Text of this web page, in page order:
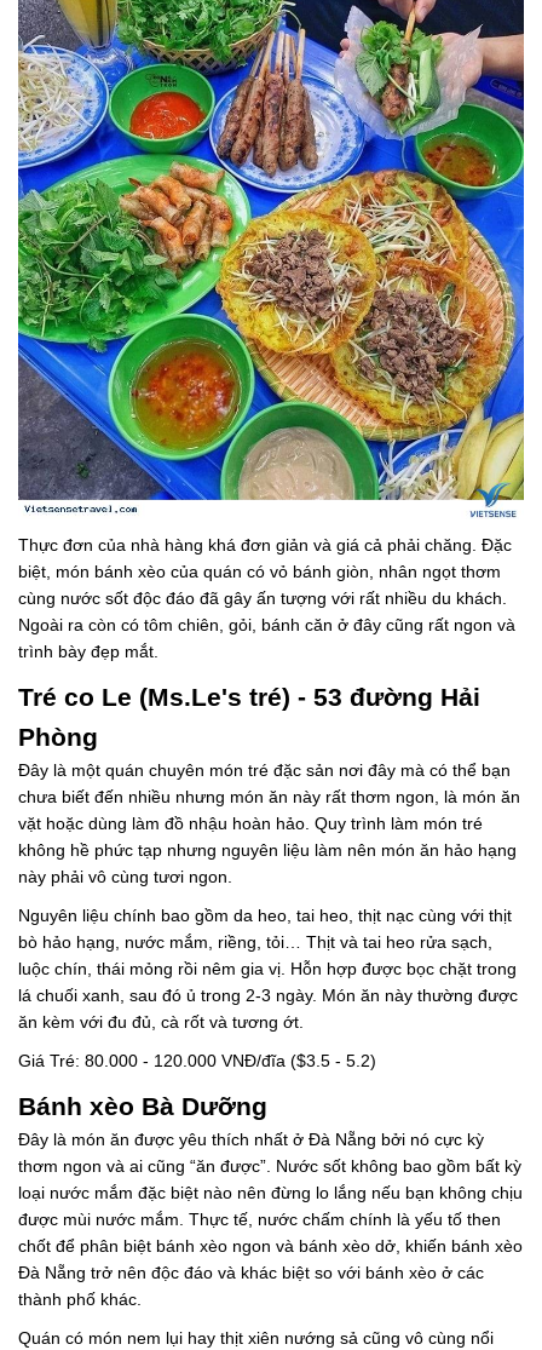
Thực đơn của nhà hàng khá đơn giản và giá cả phải chăng. Đặc
biệt, món bánh xèo của quán có vỏ bánh giòn, nhân ngọt thơm
cùng nước sốt độc đáo đã gây ấn tượng với rất nhiều du khách.
Ngoài ra còn có tôm chiên, gỏi, bánh căn ở đây cũng rất ngon và
trình bày đẹp mắt.
Tré co Le (Ms.Le's tré) - 53 đường Hải
Phòng
Đây là một quán chuyên món tré đặc sản nơi đây mà có thể bạn
chưa biết đến nhiều nhưng món ăn này rất thơm ngon, là món ăn
vặt hoặc dùng làm đồ nhậu hoàn hảo. Quy trình làm món tré
không hề phức tạp nhưng nguyên liệu làm nên món ăn hảo hạng
này phải vô cùng tươi ngon.
Nguyên liệu chính bao gồm da heo, tai heo, thịt nạc cùng với thịt
bò hảo hạng, nước mắm, riềng, tỏi… Thịt và tai heo rửa sạch,
luộc chín, thái mỏng rồi nêm gia vị. Hỗn hợp được bọc chặt trong
lá chuối xanh, sau đó ủ trong 2-3 ngày. Món ăn này thường được
ăn kèm với đu đủ, cà rốt và tương ớt.
Giá Tré: 80.000 - 120.000 VNĐ/đĩa ($3.5 - 5.2)
Bánh xèo Bà Dưỡng
Đây là món ăn được yêu thích nhất ở Đà Nẵng bởi nó cực kỳ
thơm ngon và ai cũng “ăn được”. Nước sốt không bao gồm bất kỳ
loại nước mắm đặc biệt nào nên đừng lo lắng nếu bạn không chịu
được mùi nước mắm. Thực tế, nước chấm chính là yếu tố then
chốt để phân biệt bánh xèo ngon và bánh xèo dở, khiến bánh xèo
Đà Nẵng trở nên độc đáo và khác biệt so với bánh xèo ở các
thành phố khác.
Quán có món nem lụi hay thịt xiên nướng sả cũng vô cùng nổi